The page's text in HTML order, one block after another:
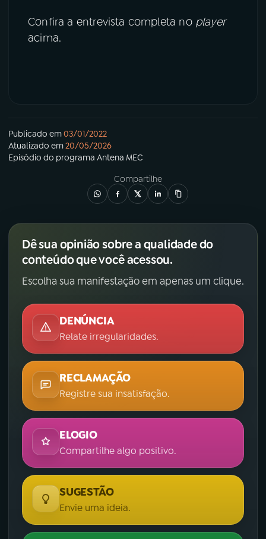
Confira a entrevista completa no player
acima.
Publicado em03/01/2022
Atualizado em20/05/2026
Episódio do programa Antena MEC
Compartilhe
Dê sua opinião sobre a qualidade do
conteúdo que você acessou.
Escolha sua manifestação em apenas um clique.
DENÚNCIA
Relate irregularidades.
RECLAMAÇÃO
Registre sua insatisfação.
ELOGIO
Compartilhe algo positivo.
SUGESTÃO
Envie uma ideia.